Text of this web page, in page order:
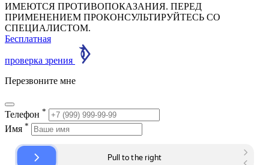
ИМЕЮТСЯ ПРОТИВОПОКАЗАНИЯ. ПЕРЕД
ПРИМЕНЕНИЕМ ПРОКОНСУЛЬТИРУЙТЕСЬ СО
СПЕЦИАЛИСТОМ.
Бесплатная
проверка зрения
Перезвоните мне
Телефон *
Имя *